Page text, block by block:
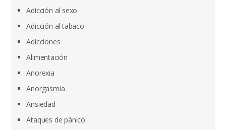
Adicción al sexo
Adicción al tabaco
Adicciones
Alimentación
Anorexia
Anorgasmia
Ansiedad
Ataques de pánico